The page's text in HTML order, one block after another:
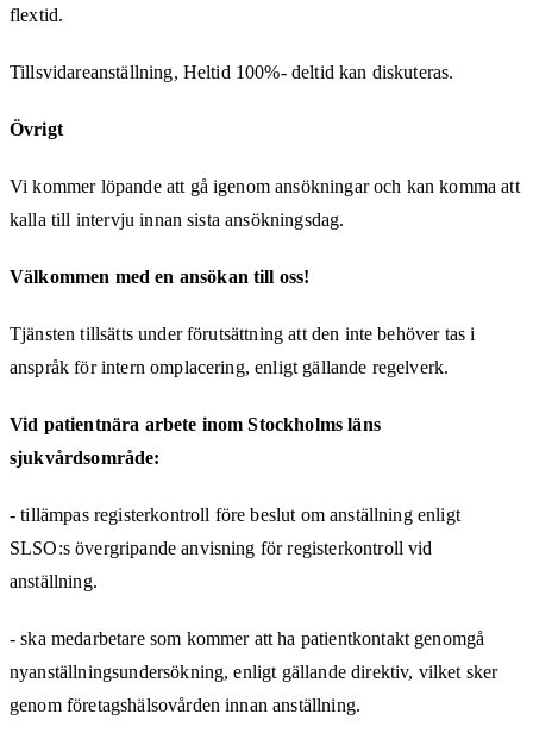
flextid.
Tillsvidareanställning, Heltid 100%- deltid kan diskuteras.
Övrigt
Vi kommer löpande att gå igenom ansökningar och kan komma att
kalla till intervju innan sista ansökningsdag.
Välkommen med en ansökan till oss!
Tjänsten tillsätts under förutsättning att den inte behöver tas i
anspråk för intern omplacering, enligt gällande regelverk.
Vid patientnära arbete inom Stockholms läns
sjukvårdsområde:
- tillämpas registerkontroll före beslut om anställning enligt
SLSO:s övergripande anvisning för registerkontroll vid
anställning.
- ska medarbetare som kommer att ha patientkontakt genomgå
nyanställningsundersökning, enligt gällande direktiv, vilket sker
genom företagshälsovården innan anställning.